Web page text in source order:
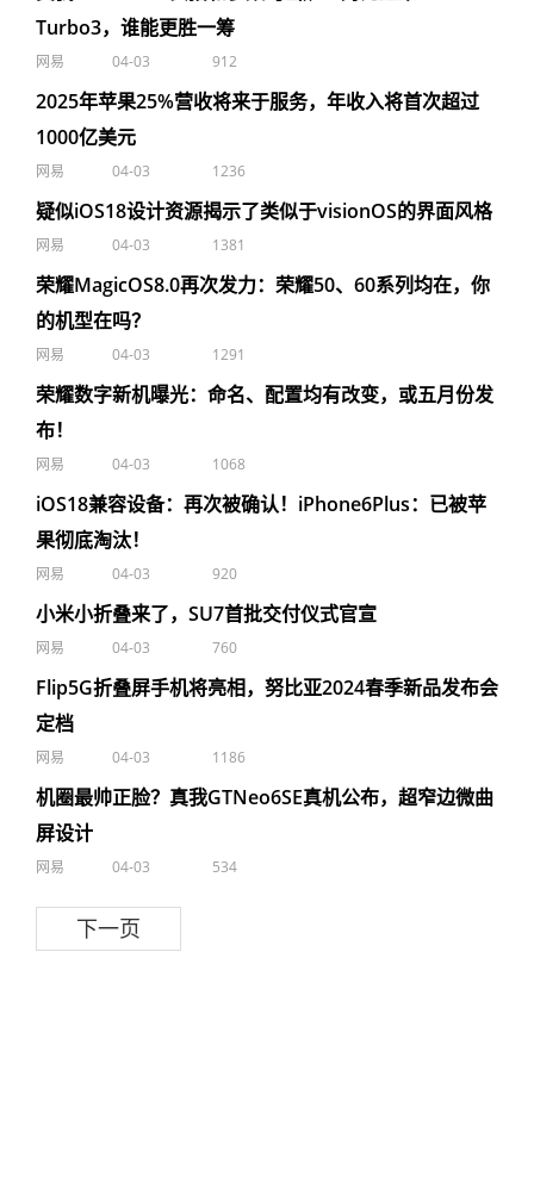
Turbo3，谁能更胜一筹
网易 04-03 912
2025年苹果25%营收将来于服务，年收入将首次超过
1000亿美元
网易 04-03 1236
疑似iOS18设计资源揭示了类似于visionOS的界面风格
网易 04-03 1381
荣耀MagicOS8.0再次发力：荣耀50、60系列均在，你
的机型在吗？
网易 04-03 1291
荣耀数字新机曝光：命名、配置均有改变，或五月份发
布！
网易 04-03 1068
iOS18兼容设备：再次被确认！iPhone6Plus：已被苹
果彻底淘汰！
网易 04-03 920
小米小折叠来了，SU7首批交付仪式官宣
网易 04-03 760
Flip5G折叠屏手机将亮相，努比亚2024春季新品发布会
定档
网易 04-03 1186
机圈最帅正脸？真我GTNeo6SE真机公布，超窄边微曲
屏设计
网易 04-03 534
下一页